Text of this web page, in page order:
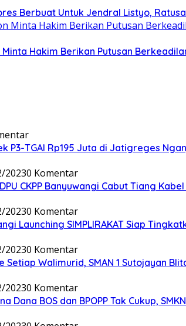
Berbuat Untuk Jendral Listyo,
Minta Hakim Berikan Putusan
P3-TGAI Rp195 Juta di Jatigreges
20230 Komentar
CKPP Banyuwangi Cabut Tiang
20230 Komentar
Launching SIMPLIRAKAT Siap
20230 Komentar
Setiap Walimurid, SMAN 1 Sutojayan
20230 Komentar
Dana BOS dan BPOPP Tak Cukup,